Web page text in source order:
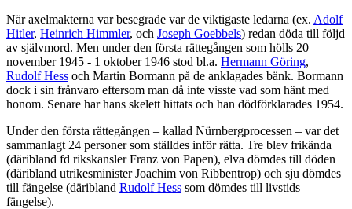
När axelmakterna var besegrade var de viktigaste ledarna (ex. Adolf
Hitler, Heinrich Himmler, och Joseph Goebbels) redan döda till följd
av självmord. Men under den första rättegången som hölls 20
november 1945 - 1 oktober 1946 stod bl.a. Hermann Göring,
Rudolf Hess och Martin Bormann på de anklagades bänk. Bormann
dock i sin frånvaro eftersom man då inte visste vad som hänt med
honom. Senare har hans skelett hittats och han dödförklarades 1954.
Under den första rättegången – kallad Nürnbergprocessen – var det
sammanlagt 24 personer som ställdes inför rätta. Tre blev frikända
(däribland fd rikskansler Franz von Papen), elva dömdes till döden
(däribland utrikesminister Joachim von Ribbentrop) och sju dömdes
till fängelse (däribland Rudolf Hess som dömdes till livstids
fängelse).